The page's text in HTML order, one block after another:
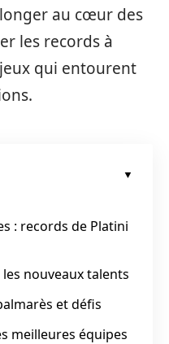
au cœur des
les records à
qui entourent
: records de Platini
nouveaux talents
et défis
meilleures équipes